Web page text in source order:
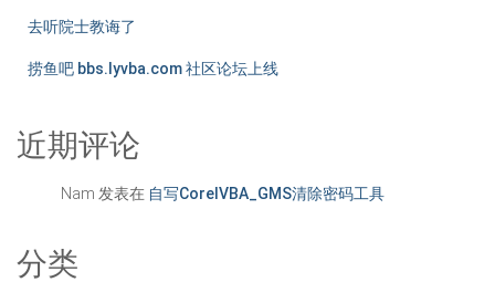
去听院士教诲了
捞鱼吧 bbs.lyvba.com 社区论坛上线
近期评论
Nam 发表在 自写CorelVBA_GMS清除密码工具
分类